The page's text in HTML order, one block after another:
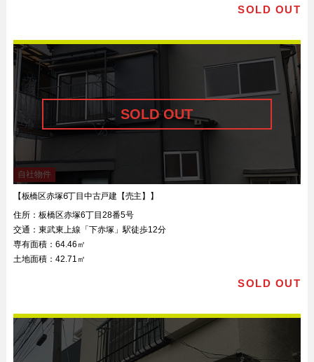
SOLD OUT
自社物件
【板橋区赤塚6丁目中古戸建【売主】】
住所： 板橋区赤塚6丁目28番5号
交通： 東武東上線「下赤塚」駅徒歩12分
専有面積： 64.46㎡
土地面積： 42.71㎡
SOLD OUT